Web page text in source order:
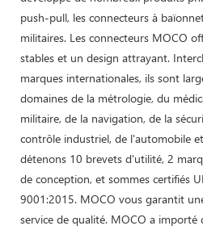
push-pull, les connecteurs à
militaires. Les connecteurs MOCO
stables et un design attrayant.
marques internationales, ils sont
domaines de la métrologie, du
militaire, de la navigation, de la
contrôle industriel, de l'automobile
détenons 10 brevets d'utilité, 2
de conception, et sommes certifiés
9001:2015. MOCO vous garantit
service de qualité. MOCO a importé